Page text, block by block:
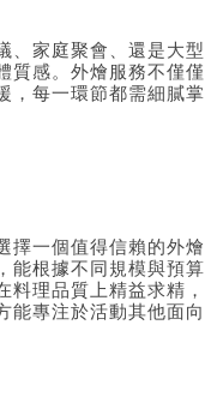
、家庭聚會、還是大型
質感。外燴服務不僅僅
，每一環節都需細膩掌
擇一個值得信賴的外燴
能根據不同規模與預算
理品質上精益求精，
能專注於活動其他面向